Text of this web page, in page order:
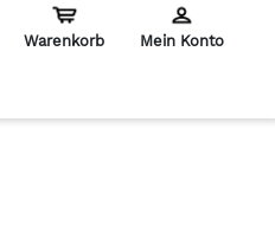
Warenkorb Mein Konto